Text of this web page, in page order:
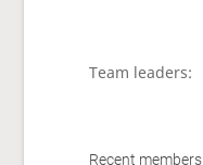
Team leaders:
Recent members